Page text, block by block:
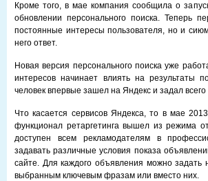
Кроме того, в мае компания сообщила о
обновлении персонального поиска. Теперь
постоянные интересы пользователя, но и
него ответ.
Новая версия персонального поиска уже
интересов начинает влиять на результаты
человек впервые зашел на Яндекс и задал всего
Что касается сервисов Яндекса, то в мае
функционал ретаргетинга вышел из режима
доступен всем рекламодателям в
задавать различные условия показа
сайте. Для каждого объявления можно задать
выбранным ключевым фразам или вместо них.